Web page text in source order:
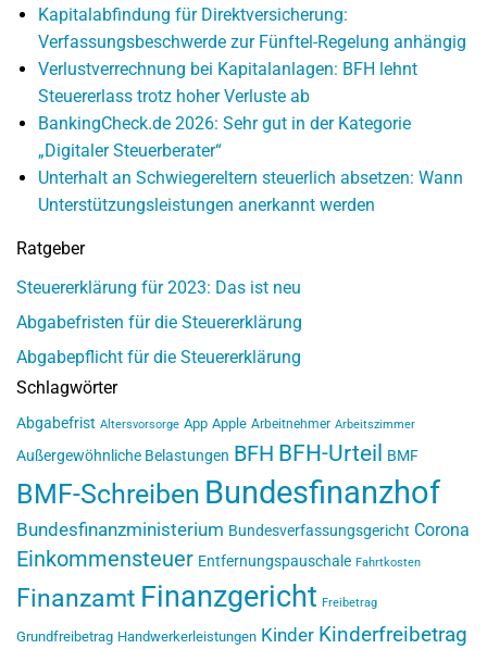
Kapitalabfindung für Direktversicherung:
Verfassungsbeschwerde zur Fünftel-Regelung anhängig
Verlustverrechnung bei Kapitalanlagen: BFH lehnt
Steuererlass trotz hoher Verluste ab
BankingCheck.de 2026: Sehr gut in der Kategorie
„Digitaler Steuerberater“
Unterhalt an Schwiegereltern steuerlich absetzen: Wann
Unterstützungsleistungen anerkannt werden
Ratgeber
Steuererklärung für 2023: Das ist neu
Abgabefristen für die Steuererklärung
Abgabepflicht für die Steuererklärung
Schlagwörter
Abgabefrist Altersvorsorge App Apple Arbeitnehmer Arbeitszimmer
Außergewöhnliche Belastungen BFH BFH-Urteil BMF
BMF-Schreiben Bundesfinanzhof
Bundesfinanzministerium Bundesverfassungsgericht Corona
Einkommensteuer Entfernungspauschale Fahrtkosten
Finanzamt Finanzgericht Freibetrag
Grundfreibetrag Handwerkerleistungen Kinder Kinderfreibetrag